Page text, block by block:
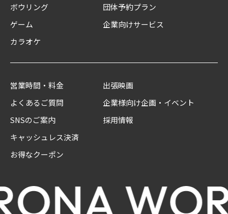
ボウリング
ゲーム
カラオケ
団体予約プラン
企業向けサービス
営業時間・料金
よくあるご質問
SNSのご案内
キャッシュレス決済
お得なクーポン
出張映画
企業様向け企画・イベント
採用情報